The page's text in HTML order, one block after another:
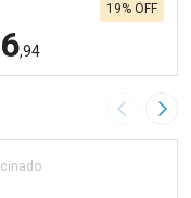
,94
19% OFF
Menos
Imagem